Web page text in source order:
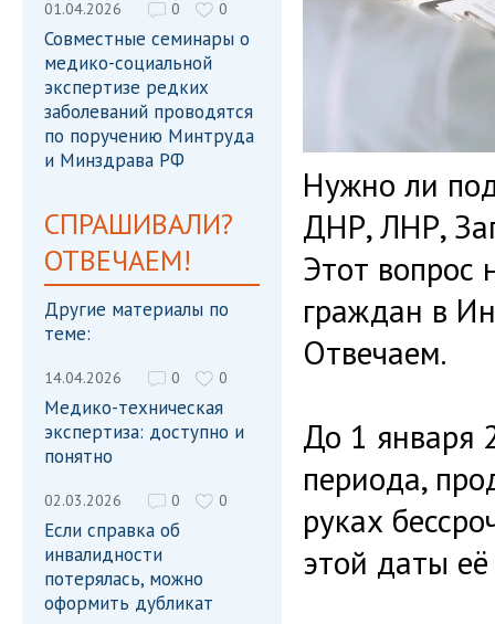
01.04.2026 0 0
Совместные семинары о
медико-социальной
экспертизе редких
заболеваний проводятся
по поручению Минтруда
и Минздрава РФ
СПРАШИВАЛИ?
ОТВЕЧАЕМ!
Другие материалы по
теме:
14.04.2026 0 0
Медико-техническая
экспертиза: доступно и
понятно
02.03.2026 0 0
Если справка об
инвалидности
потерялась, можно
оформить дубликат
Нужно ли
ДНР, ЛНР,
Этот вопрос
граждан в
Отвечаем.
До 1 января
периода,
руках
этой даты